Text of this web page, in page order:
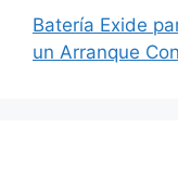
Batería Exide
un Arranque